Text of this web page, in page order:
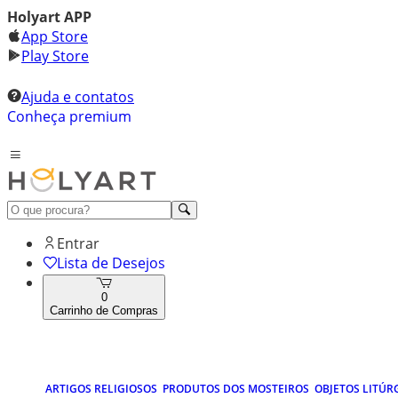
Holyart APP
App Store
Play Store
Ajuda e contatos
Conheça premium
Entrar
Lista de Desejos
0
Carrinho de Compras
ARTIGOS RELIGIOSOS PRODUTOS DOS MOSTEIROS OBJETOS